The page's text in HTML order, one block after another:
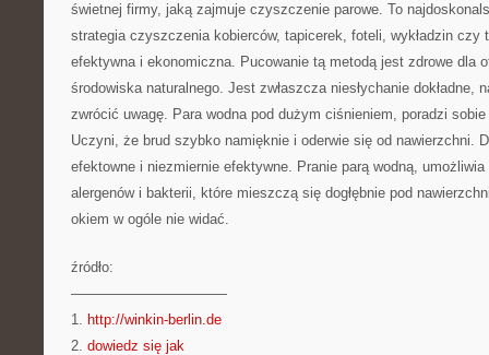
świetnej firmy, jaką zajmuje czyszczenie parowe. To
strategia czyszczenia kobierców, tapicerek, foteli, wykładzin czy
efektywna i ekonomiczna. Pucowanie tą metodą jest zdrowe dla
środowiska naturalnego. Jest zwłaszcza niesłychanie dokładne,
zwrócić uwagę. Para wodna pod dużym ciśnieniem, poradzi
Uczyni, że brud szybko namięknie i oderwie się od nawierzchni.
efektowne i niezmiernie efektywne. Pranie parą wodną,
alergenów i bakterii, które mieszczą się dogłębnie pod
okiem w ogóle nie widać.
źródło:
———————————
1. http://winkin-berlin.de
2. dowiedz się jak